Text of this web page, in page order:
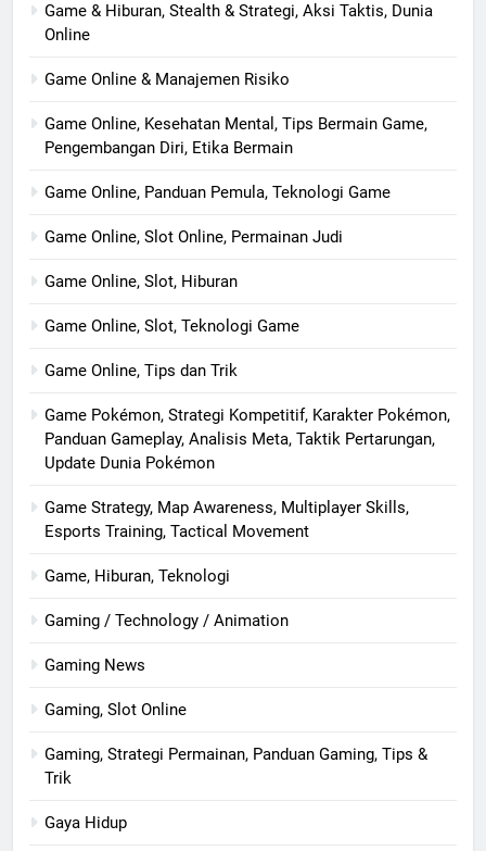
Game & Hiburan, Stealth & Strategi, Aksi Taktis, Dunia
Online
Game Online & Manajemen Risiko
Game Online, Kesehatan Mental, Tips Bermain Game,
Pengembangan Diri, Etika Bermain
Game Online, Panduan Pemula, Teknologi Game
Game Online, Slot Online, Permainan Judi
Game Online, Slot, Hiburan
Game Online, Slot, Teknologi Game
Game Online, Tips dan Trik
Game Pokémon, Strategi Kompetitif, Karakter Pokémon,
Panduan Gameplay, Analisis Meta, Taktik Pertarungan,
Update Dunia Pokémon
Game Strategy, Map Awareness, Multiplayer Skills,
Esports Training, Tactical Movement
Game, Hiburan, Teknologi
Gaming / Technology / Animation
Gaming News
Gaming, Slot Online
Gaming, Strategi Permainan, Panduan Gaming, Tips &
Trik
Gaya Hidup